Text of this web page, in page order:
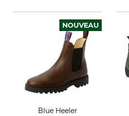
NOUVEAU
Blue Heeler